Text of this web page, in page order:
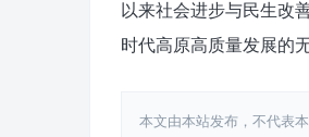
以来社会进步与民生改
时代高原高质量发展的
本文由本站发布，不代表